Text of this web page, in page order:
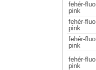
fehér-fluo
pink
fehér-fluo
pink
fehér-fluo
pink
fehér-fluo
pink